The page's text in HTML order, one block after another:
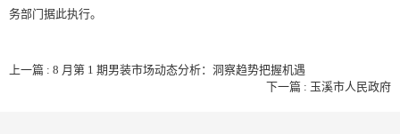
务部门据此执行。
上一篇 : 8 月第 1 期男装市场动态分析：洞察趋势把握机遇
下一篇 : 玉溪市人民政府